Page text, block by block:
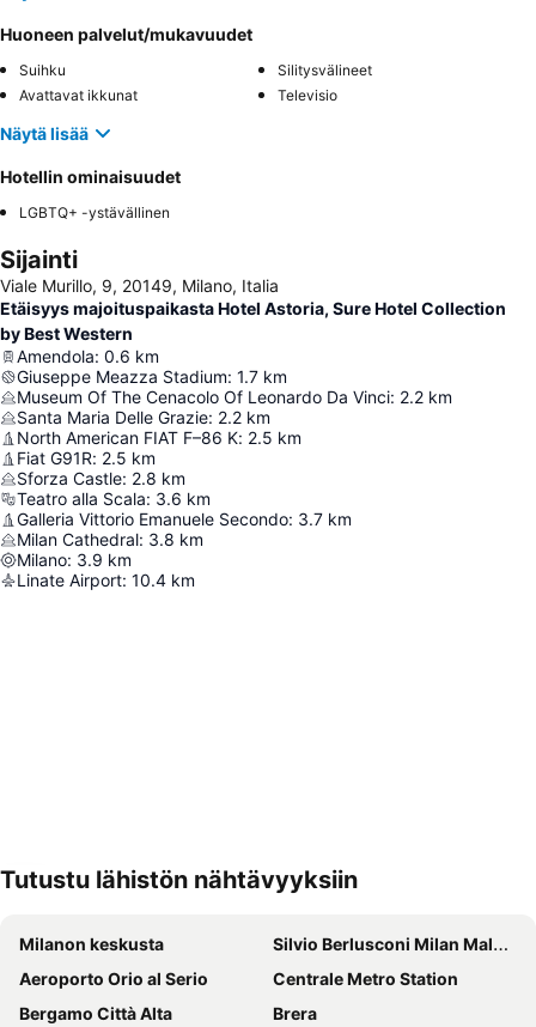
Huoneen palvelut/mukavuudet
Suihku
Silitysvälineet
Avattavat ikkunat
Televisio
Näytä lisää
Hotellin ominaisuudet
LGBTQ+ -ystävällinen
Sijainti
Viale Murillo, 9, 20149, Milano, Italia
Etäisyys majoituspaikasta Hotel Astoria, Sure Hotel Collection
by Best Western
Amendola: 0.6 km
Giuseppe Meazza Stadium: 1.7 km
Museum Of The Cenacolo Of Leonardo Da Vinci: 2.2 km
Santa Maria Delle Grazie: 2.2 km
North American FIAT F–86 K: 2.5 km
Fiat G91R: 2.5 km
Sforza Castle: 2.8 km
Teatro alla Scala: 3.6 km
Galleria Vittorio Emanuele Secondo: 3.7 km
Milan Cathedral: 3.8 km
Milano: 3.9 km
Linate Airport: 10.4 km
Tutustu lähistön nähtävyyksiin
Milanon keskusta
Silvio Berlusconi Milan Malpensa Airport
Aeroporto Orio al Serio
Centrale Metro Station
Bergamo Città Alta
Brera